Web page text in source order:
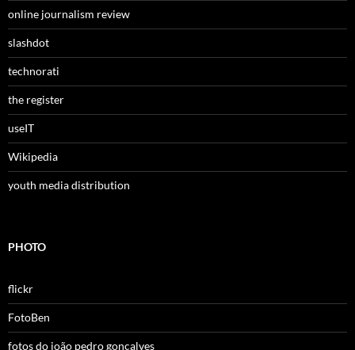
online journalism review
slashdot
technorati
the register
useIT
Wikipedia
youth media distribution
PHOTO
flickr
FotoBen
fotos do joão pedro gonçalves